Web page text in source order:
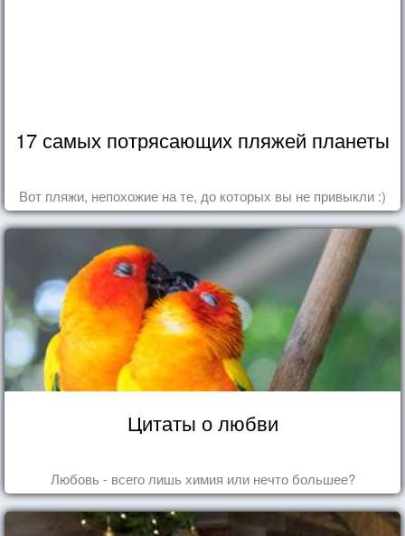
17 самых потрясающих пляжей планеты
Вот пляжи, непохожие на те, до которых вы не привыкли :)
Цитаты о любви
Любовь - всего лишь химия или нечто большее?